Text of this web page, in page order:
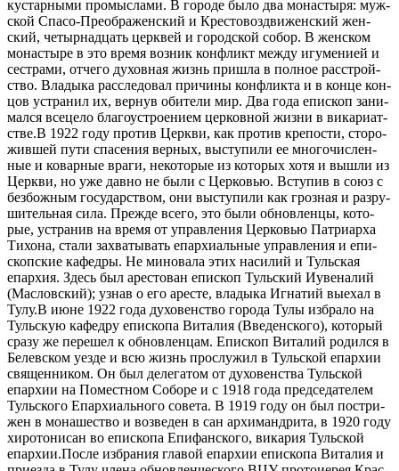
ку­стар­ны­ми про­мыс­ла­ми. В го­ро­де бы­ло два мо­на­сты­ря: муж­
ской Спа­со-Пре­об­ра­жен­ский и Кре­сто­воз­дви­жен­ский жен­
ский, че­тыр­на­дцать церк­вей и го­род­ской со­бор. В жен­ском
мо­на­сты­ре в это вре­мя воз­ник кон­фликт меж­ду игу­ме­ни­ей и
сест­ра­ми, от­че­го ду­хов­ная жизнь при­шла в пол­ное рас­строй­
ство. Вла­ды­ка рас­сле­до­вал при­чи­ны кон­флик­та и в кон­це кон­
цов устра­нил их, вер­нув оби­те­ли мир. Два го­да епи­скоп за­ни­
мал­ся все­це­ло бла­го­устро­е­ни­ем цер­ков­ной жиз­ни в ви­ка­ри­ат­
стве.В 1922 го­ду про­тив Церк­ви, как про­тив кре­по­сти, сто­ро­
жив­шей пу­ти спа­се­ния вер­ных, вы­сту­пи­ли ее мно­го­чис­лен­
ные и ко­вар­ные вра­ги, неко­то­рые из ко­то­рых хо­тя и вы­шли из
Церк­ви, но уже дав­но не бы­ли с Цер­ко­вью. Всту­пив в со­юз с
без­бож­ным го­су­дар­ством, они вы­сту­пи­ли как гроз­ная и раз­ру­
ши­тель­ная си­ла. Преж­де все­го, это бы­ли об­нов­лен­цы, ко­то­
рые, устра­нив на вре­мя от управ­ле­ния Цер­ко­вью Пат­ри­ар­ха
Ти­хо­на, ста­ли за­хва­ты­вать епар­хи­аль­ные управ­ле­ния и епи­
скоп­ские ка­фед­ры. Не ми­но­ва­ла этих на­си­лий и Туль­ская
епар­хия. Здесь был аре­сто­ван епи­скоп Туль­ский Иуве­на­лий
(Мас­лов­ский); узнав о его аре­сте, вла­ды­ка Иг­на­тий вы­ехал в
Ту­лу.В июне 1922 го­да ду­хо­вен­ство го­ро­да Ту­лы из­бра­ло на
Туль­скую ка­фед­ру епи­ско­па Ви­та­лия (Вве­ден­ско­го), ко­то­рый
сра­зу же пе­ре­шел к об­нов­лен­цам. Епи­скоп Ви­та­лий ро­дил­ся в
Белев­ском уез­де и всю жизнь про­слу­жил в Туль­ской епар­хии
свя­щен­ни­ком. Он был де­ле­га­том от ду­хо­вен­ства Туль­ской
епар­хии на По­мест­ном Со­бо­ре и с 1918 го­да пред­се­да­те­лем
Туль­ско­го Епар­хи­аль­но­го со­ве­та. В 1919 го­ду он был по­стри­
жен в мо­на­ше­ство и воз­ве­ден в сан ар­хи­манд­ри­та, в 1920 го­ду
хи­ро­то­ни­сан во епи­ско­па Епи­фан­ско­го, ви­ка­рия Туль­ской
епар­хии.По­сле из­бра­ния гла­вой епар­хии епи­ско­па Ви­та­лия и